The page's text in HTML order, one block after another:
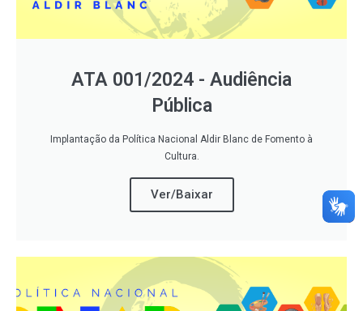
ATA 001/2024 - Audiência
Pública
Implantação da Política Nacional Aldir Blanc de Fomento à
Cultura.
Ver/Baixar